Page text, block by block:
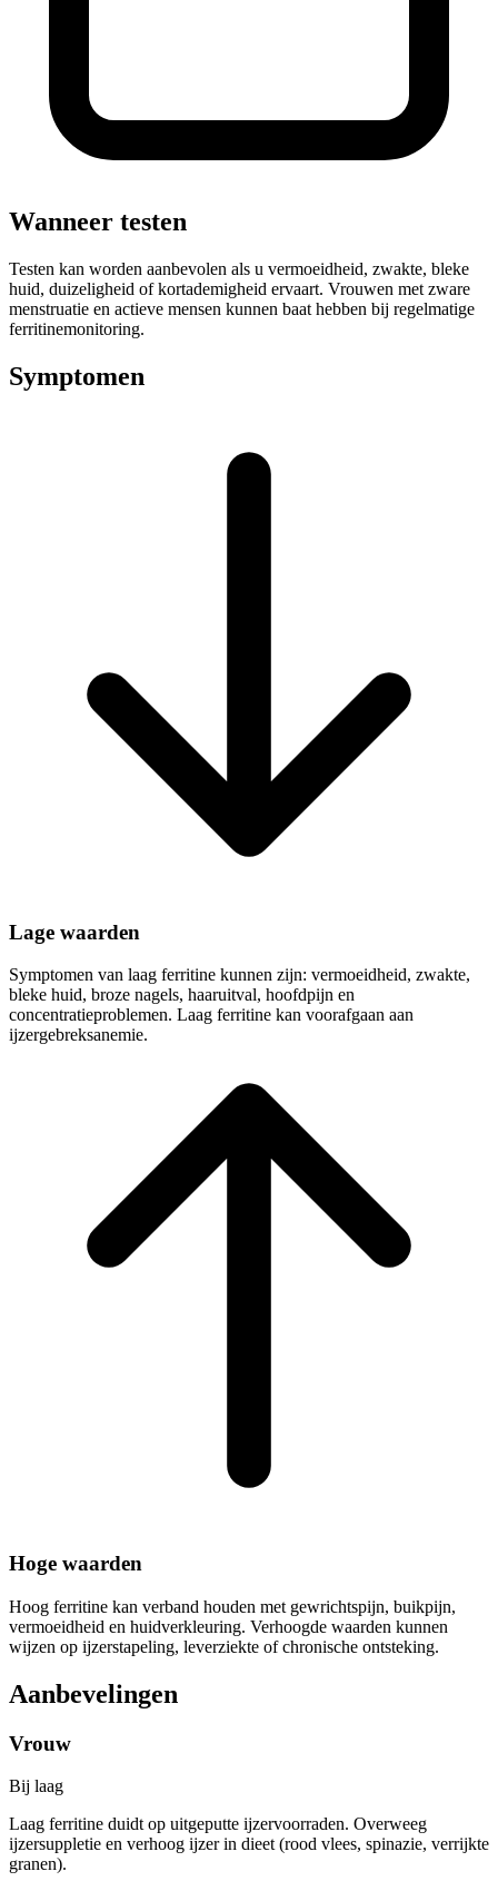
Wanneer testen
Testen kan worden aanbevolen als u vermoeidheid, zwakte, bleke
huid, duizeligheid of kortademigheid ervaart. Vrouwen met zware
menstruatie en actieve mensen kunnen baat hebben bij regelmatige
ferritinemonitoring.
Symptomen
Lage waarden
Symptomen van laag ferritine kunnen zijn: vermoeidheid, zwakte,
bleke huid, broze nagels, haaruitval, hoofdpijn en
concentratieproblemen. Laag ferritine kan voorafgaan aan
ijzergebreksanemie.
Hoge waarden
Hoog ferritine kan verband houden met gewrichtspijn, buikpijn,
vermoeidheid en huidverkleuring. Verhoogde waarden kunnen
wijzen op ijzerstapeling, leverziekte of chronische ontsteking.
Aanbevelingen
Vrouw
Bij laag
Laag ferritine duidt op uitgeputte ijzervoorraden. Overweeg
ijzersuppletie en verhoog ijzer in dieet (rood vlees, spinazie, verrijkte
granen).